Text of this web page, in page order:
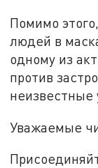
Помимо
людей в
одному из
против
неизвестные
Уважаемые